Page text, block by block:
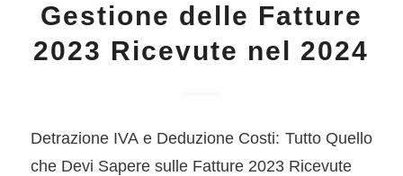
Gestione delle Fatture
2023 Ricevute nel 2024
Detrazione IVA e Deduzione Costi: Tutto Quello
che Devi Sapere sulle Fatture 2023 Ricevute